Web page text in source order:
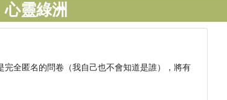
心靈綠洲
全匿名的問卷（我自己也不會知道是誰），將有